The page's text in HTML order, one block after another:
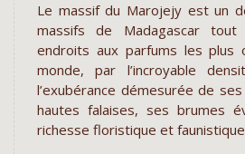
Le massif du Marojejy est un
massifs de Madagascar
endroits aux parfums les plus
monde, par l’incroyable
l’exubérance démesurée de
hautes falaises, ses brumes
richesse floristique et